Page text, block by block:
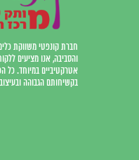
חברת קונפטי משווקת
והסביבה, אנו מציעים
אטרקטיביים במיוחד. כל
בקשיחותם הגבוהה